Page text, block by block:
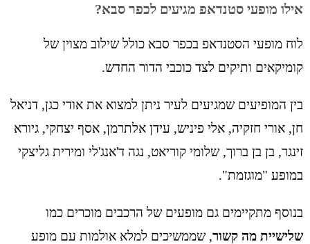
אילו מופעי סטנדאפ מגיעים לכפר סבא?
לוח מופעי הסטנדאפ בכפר סבא כולל שילוב מצוין של
קומיקאים ותיקים לצד כוכבי הדור החדש.
בין המופיעים שמגיעים לעיר ניתן למצוא את אודי כגן, דניאל
חן, אורי חזקיה, אלי פיניש, עידן אלתרמן, אסף יצחקי, גיורא
זינגר, בן בן ברוך, שלומי קוריאט, נגה ד'אנג'לי ומירית גליצקי
במופע "מוגזמת".
בנוסף מתקיימים גם מופעים של הרכבים מוכרים כמו
שלישיית מה קשור, שממשיכים למלא אולמות עם מופע